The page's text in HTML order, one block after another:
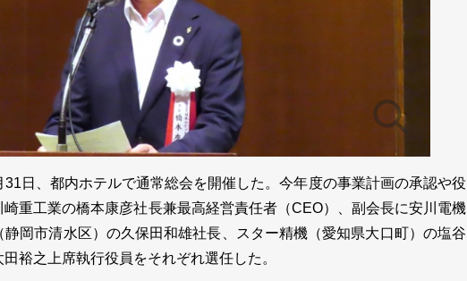
日、都内ホテルで通常総会を開催した。今年度の事業計画の承認や役
重工業の橋本康彦社長兼最高経営責任者（CEO）、副会長に安川電機
岡市清水区）の久保田和雄社長、スター精機（愛知県大口町）の塩谷
裕之上席執行役員をそれぞれ選任した。